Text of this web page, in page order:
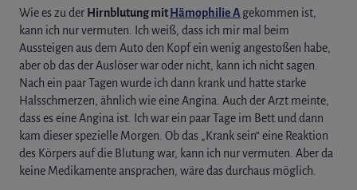
Wie es zu der Hirnblutung mit Hämophilie A gekommen ist,
kann ich nur vermuten. Ich weiß, dass ich mir mal beim
Aussteigen aus dem Auto den Kopf ein wenig angestoßen habe,
aber ob das der Auslöser war oder nicht, kann ich nicht sagen.
Nach ein paar Tagen wurde ich dann krank und hatte starke
Halsschmerzen, ähnlich wie eine Angina. Auch der Arzt meinte,
dass es eine Angina ist. Ich war ein paar Tage im Bett und dann
kam dieser spezielle Morgen. Ob das „Krank sein“ eine Reaktion
des Körpers auf die Blutung war, kann ich nur vermuten. Aber da
keine Medikamente ansprachen, wäre das durchaus möglich.